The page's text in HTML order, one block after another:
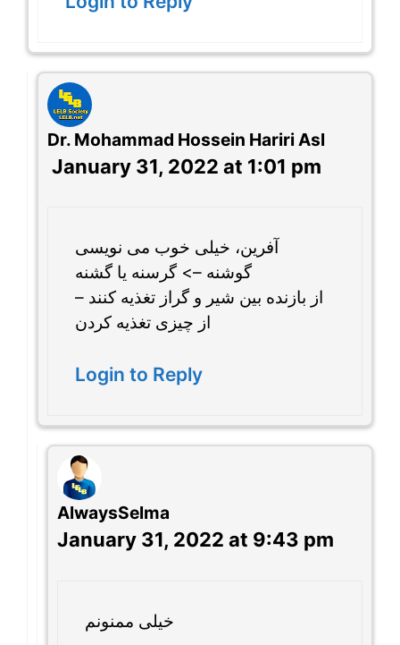
Dr. Mohammad Hossein Hariri Asl
January 31, 2022 at 1:01 pm
آفرین، خیلی خوب می نویسی
گوشنه –> گرسنه یا گشنه
از بازنده بین شیر و گراز تغذیه کنند –
از چیزی تغذیه کردن
Login to Reply
AlwaysSelma
January 31, 2022 at 9:43 pm
خیلی ممنونم